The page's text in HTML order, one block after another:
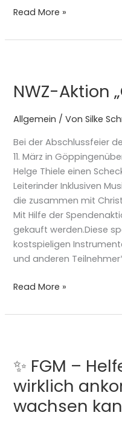
Read More »
NWZ-Aktion
Allgemein / VonSilke
Bei der Abschlussfeier
11. März in
Helge Thiele einen
Leiterinder Inklusiven
die zusammen mit
Mit Hilfe der
gekauft werden.Diese
kostspieligen
und anderen
„Gute
Read More »
✨ FGM –
wirklich
wachsen
–
Helfen,
wo
Hilfe